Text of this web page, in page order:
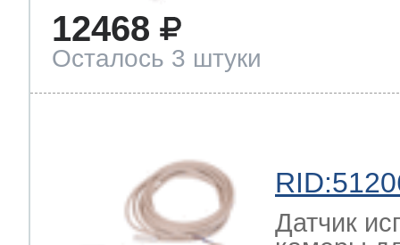
12468
Осталось 3 штуки
Датчик